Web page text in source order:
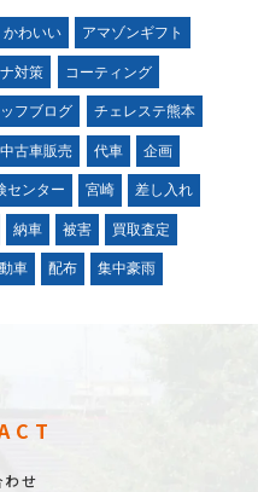
かわいい アマゾンギフト
対策 コーティング
フブログ チェレステ熊本
中古車販売 代車 企画
センター 宮崎 差し入れ
納車 被害 買取査定
車 配布 集中豪雨
わせ